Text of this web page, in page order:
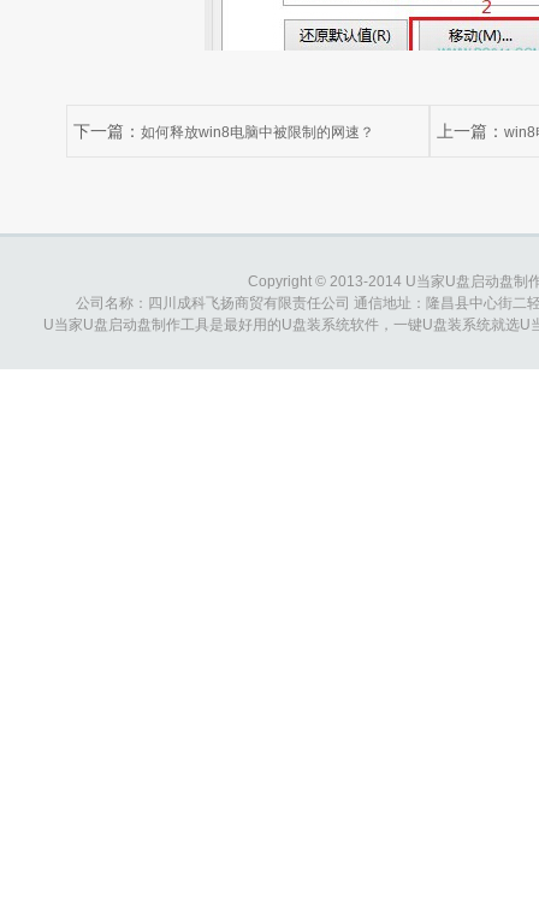
下一篇： 如何释放win8电脑中被限制的网速？ 上一篇： win8
Copyright © 2013-2014 U当家U盘启动盘制
公司名称：四川成科飞扬商贸有限责任公司 通信地址：隆昌县中心街
U当家U盘启动盘制作工具是最好用的U盘装系统软件，一键U盘装系统就选